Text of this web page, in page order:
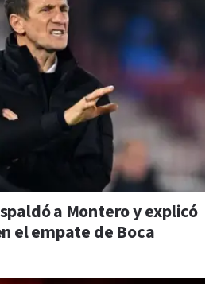
a Montero y explicó
el empate de Boca